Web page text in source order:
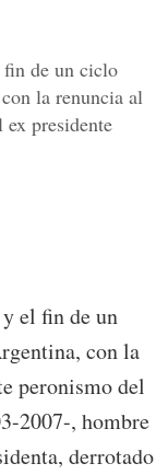
de un ciclo
la renuncia al
presidente
el fin de un
con la
peronismo del
2007-, hombre
derrotado